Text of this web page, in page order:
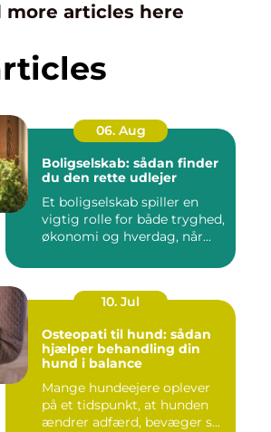
more articles here
06. Aug
Boligselskab: sådan finder
du den rette udlejer
Et boligselskab spiller en
vigtig rolle for både tryghed,
økonomi og hverdag, når...
10. Jul
Osteopati til hund: sådan
hjælper behandling din
hund i balance
Mange hundeejere oplever
på et tidspunkt, at hunden
ændrer adfærd, bevæger s...